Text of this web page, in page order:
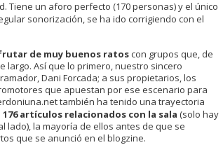
Tiene un aforo perfecto (170 personas) y el único
sonorización, se ha ido corrigiendo con el
de muy buenos ratoscon grupos que, de
Así que lo primero, nuestro sincero
Dani Forcada; a sus propietarios, los
que apuestan por ese escenario para
también ha tenido una trayectoria
176 artículos relacionados con la sala (solo hay
lado), la mayoría de ellos antes de que se
que se anunció en el blogzine.